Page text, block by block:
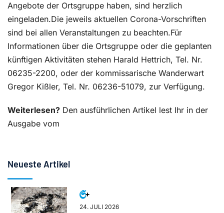
Angebote der Ortsgruppe haben, sind herzlich
eingeladen.Die jeweils aktuellen Corona-Vorschriften
sind bei allen Veranstaltungen zu beachten.Für
Informationen über die Ortsgruppe oder die geplanten
künftigen Aktivitäten stehen Harald Hettrich, Tel. Nr.
06235-2200, oder der kommissarische Wanderwart
Gregor Kißler, Tel. Nr. 06236-51079, zur Verfügung.
Weiterlesen? Den ausführlichen Artikel lest Ihr in der
Ausgabe vom
Neueste Artikel
24. JULI 2026